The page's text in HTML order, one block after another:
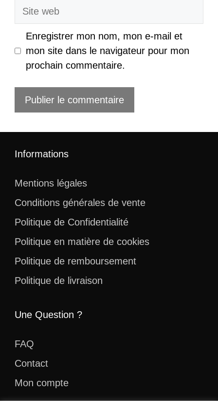
Site
Enregistrer mon nom, mon e-mail et
mon site dans le navigateur pour mon
prochain commentaire.
Informations
Mentions légales
Conditions générales de vente
Politique de Confidentialité
Politique en matière de cookies
Politique de remboursement
Politique de livraison
Une Question ?
FAQ
Contact
Mon compte